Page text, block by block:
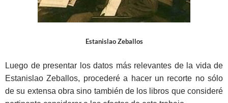
Estanislao Zeballos
Luego de presentar los datos más relevantes de la vida de
Estanislao Zeballos, procederé a hacer un recorte no sólo
de su extensa obra sino también de los libros que consideré